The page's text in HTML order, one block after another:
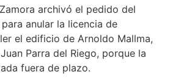
archivó el pedido del
anular la licencia de
el edificio de Arnoldo Mallma,
Parra del Riego, porque la
fuera de plazo.